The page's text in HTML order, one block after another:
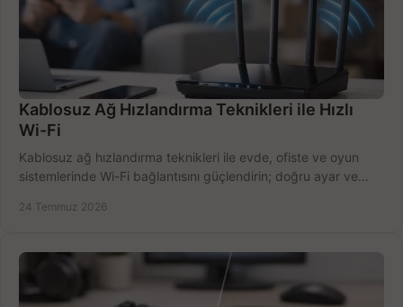
Kablosuz Ağ Hızlandırma Teknikleri ile Hızlı
Wi-Fi
Kablosuz ağ hızlandırma teknikleri ile evde, ofiste ve oyun
sistemlerinde Wi-Fi bağlantısını güçlendirin; doğru ayar ve
24 Temmuz 2026